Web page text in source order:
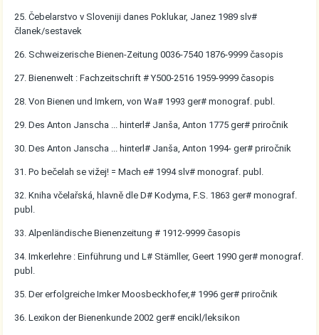
25. Čebelarstvo v Sloveniji danes Poklukar, Janez 1989 slv#
članek/sestavek
26. Schweizerische Bienen-Zeitung 0036-7540 1876-9999 časopis
27. Bienenwelt : Fachzeitschrift # Y500-2516 1959-9999 časopis
28. Von Bienen und Imkern, von Wa# 1993 ger# monograf. publ.
29. Des Anton Janscha ... hinterl# Janša, Anton 1775 ger# priročnik
30. Des Anton Janscha ... hinterl# Janša, Anton 1994- ger# priročnik
31. Po bečelah se vižej! = Mach e# 1994 slv# monograf. publ.
32. Kniha včelařská, hlavně dle D# Kodyma, F.S. 1863 ger# monograf.
publ.
33. Alpenländische Bienenzeitung # 1912-9999 časopis
34. Imkerlehre : Einführung und L# Stämller, Geert 1990 ger# monograf.
publ.
35. Der erfolgreiche Imker Moosbeckhofer,# 1996 ger# priročnik
36. Lexikon der Bienenkunde 2002 ger# encikl/leksikon